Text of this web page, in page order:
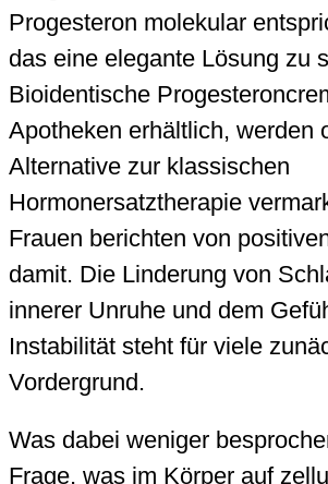
Progesteron molekular
das eine elegante Lösung zu
Bioidentische
Apotheken erhältlich, werden
Alternative zur klassischen
Hormonersatztherapie
Frauen berichten von
damit. Die Linderung von
innerer Unruhe und dem
Instabilität steht für viele
Vordergrund.
Was dabei weniger
Frage, was im Körper auf